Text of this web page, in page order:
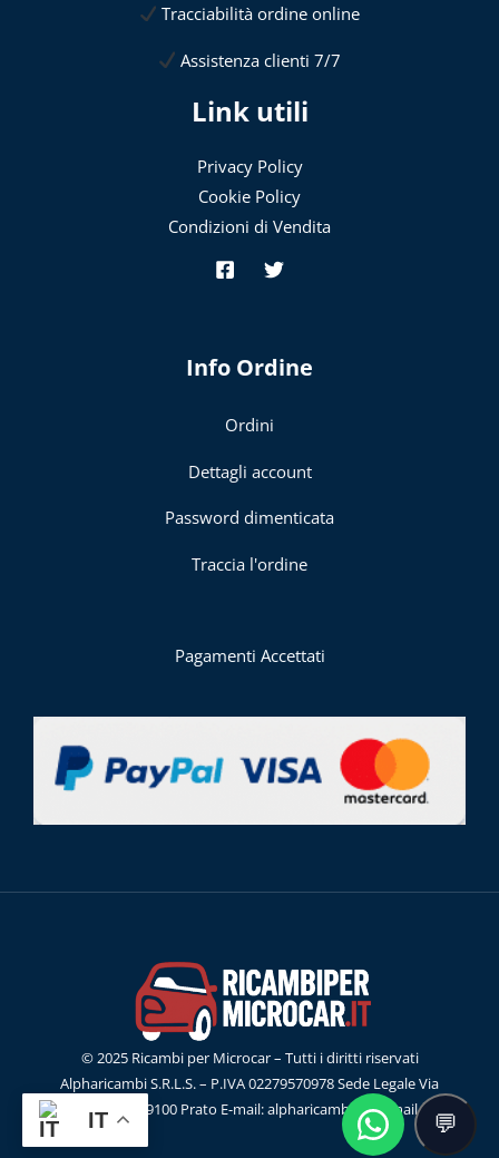
Tracciabilità ordine online
Assistenza clienti 7/7
Link utili
Privacy Policy
Cookie Policy
Condizioni di Vendita
Info Ordine
Ordini
Dettagli account
Password dimenticata
Traccia l'ordine
Pagamenti Accettati
© 2025 Ricambi per Microcar – Tutti i diritti riservati
Alpharicambi S.R.L.S. – P.IVA 02279570978 Sede Legale Via
G.Ferraris, 55 59100 Prato E-mail: alpharicambisrl@gmail.com
IT